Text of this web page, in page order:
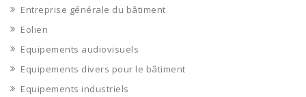
Entreprise générale du bâtiment
Eolien
Equipements audiovisuels
Equipements divers pour le bâtiment
Equipements industriels